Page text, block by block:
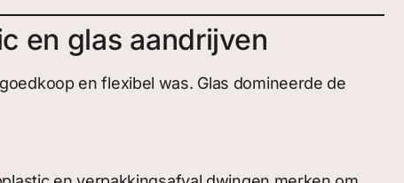
en glas aandrijven
en flexibel was. Glas domineerde de